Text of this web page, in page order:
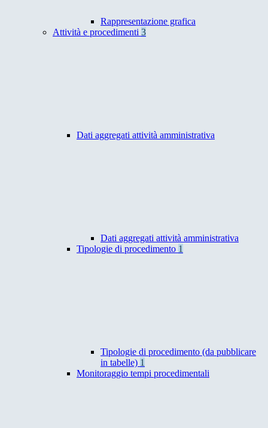
Rappresentazione grafica
Attività e procedimenti 3
Dati aggregati attività amministrativa
Dati aggregati attività amministrativa
Tipologie di procedimento 1
Tipologie di procedimento (da pubblicare
in tabelle) 1
Monitoraggio tempi procedimentali